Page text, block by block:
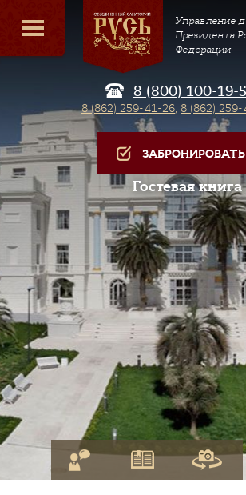
Управление
Президента
Федерации
8 (800) 100-19-
8 (862) 259-41-26, 8 (862)
ЗАБРОНИРОВАТЬ
Гостевая книга